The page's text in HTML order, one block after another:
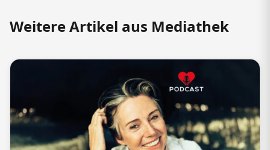
Weitere Artikel aus Mediathek